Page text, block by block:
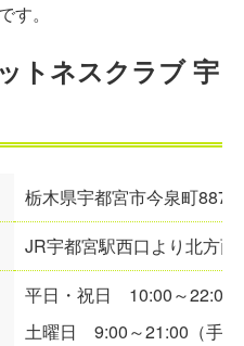
す。
トネスクラブ 宇
栃木県宇都宮市今泉町887
JR宇都宮駅西口より北方面
平日・祝日 10:00～22:00
土曜日 9:00～21:00 （手